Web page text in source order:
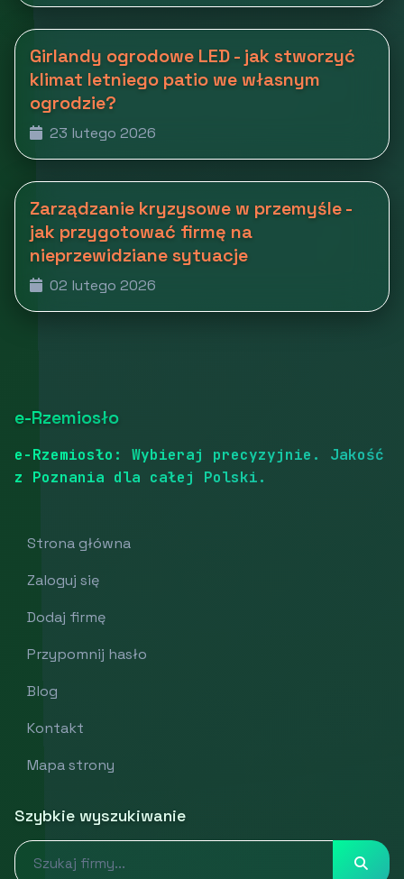
Girlandy ogrodowe LED - jak stworzyć
klimat letniego patio we własnym
ogrodzie?
23 lutego 2026
Zarządzanie kryzysowe w przemyśle -
jak przygotować firmę na
nieprzewidziane sytuacje
02 lutego 2026
e-Rzemiosło
e-Rzemiosło: Wybieraj precyzyjnie. Jakość
z Poznania dla całej Polski.
Strona główna
Zaloguj się
Dodaj firmę
Przypomnij hasło
Blog
Kontakt
Mapa strony
Szybkie wyszukiwanie